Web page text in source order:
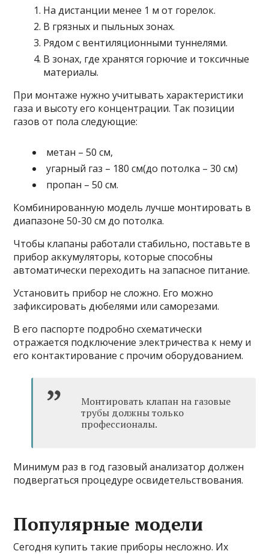
На дистанции менее 1 м от горелок.
В грязных и пыльных зонах.
Рядом с вентиляционными туннелями.
В зонах, где хранятся горючие и токсичные
материалы.
При монтаже нужно учитывать характеристики
газа и высоту его концентрации. Так позиции
газов от пола следующие:
метан – 50 см,
угарный газ – 180 см(до потолка – 30 см)
пропан – 50 см.
Комбинированную модель лучше монтировать в
диапазоне 50-30 см до потолка.
Чтобы клапаны работали стабильно, поставьте в
прибор аккумуляторы, которые способны
автоматически переходить на запасное питание.
Установить прибор не сложно. Его можно
зафиксировать дюбелями или саморезами.
В его паспорте подробно схематически
отражается подключение электричества к нему и
его контактирование с прочим оборудованием.
Монтировать клапан на газовые
трубы должны только
профессионалы.
Минимум раз в год газовый анализатор должен
подвергаться процедуре освидетельствования.
Популярные модели
Сегодня купить такие приборы несложно. Их